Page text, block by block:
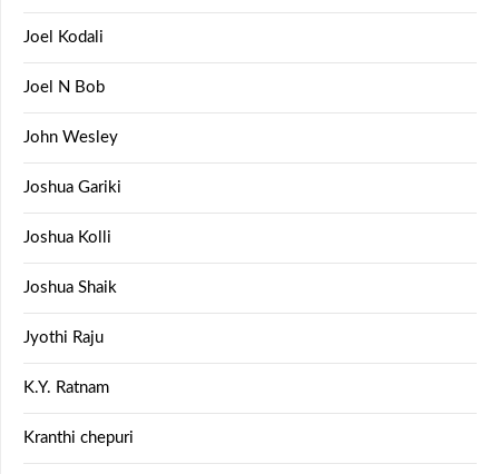
Joel Kodali
Joel N Bob
John Wesley
Joshua Gariki
Joshua Kolli
Joshua Shaik
Jyothi Raju
K.Y. Ratnam
Kranthi chepuri